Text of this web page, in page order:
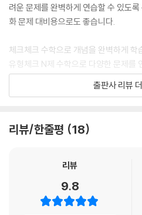
려운 문제를 완벽하게 연습할 수 있도
화 문제 대비용으로도 좋습니다.
체크체크 수학으로 개념을 완벽하게 학
유형체크 N제 수학으로 다양한 문제를
체크체크 기출심화 N제 수학으로 심화
출판사 리뷰
리뷰/한줄평 18
리뷰
9.8